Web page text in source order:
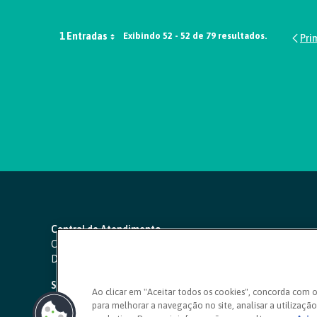
1 Entradas Exibindo 52 - 52 de 79 resultados.
Central de Atendimento
Capitais e regiões metropolitanas:
Demais localidades:
SAC 24 horas
Ouvidoria
Ao clicar em "Aceitar todos os cookies", concorda com
para melhorar a navegação no site, analisar a